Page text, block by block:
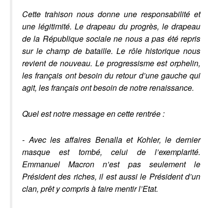
Cette trahison nous donne une responsabilité et
une légitimité. Le drapeau du progrès, le drapeau
de la République sociale ne nous a pas été repris
sur le champ de bataille. Le rôle historique nous
revient de nouveau. Le progressisme est orphelin,
les français ont besoin du retour d’une gauche qui
agit, les français ont besoin de notre renaissance.
Quel est notre message en cette rentrée :
- Avec les affaires Benalla et Kohler, le dernier
masque est tombé, celui de l’exemplarité.
Emmanuel Macron n’est pas seulement le
Président des riches, il est aussi le Président d’un
clan, prêt y compris à faire mentir l’Etat.